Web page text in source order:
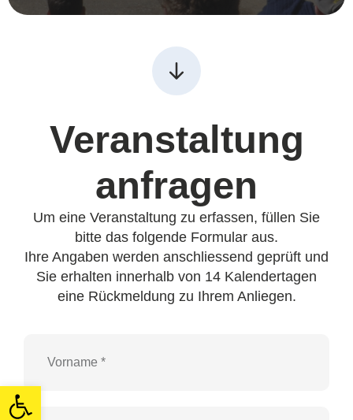
Open toolbar
Veranstaltung
anfragen
Um eine Veranstaltung zu erfassen, füllen Sie
bitte das folgende Formular aus.
Ihre Angaben werden anschliessend geprüft und
Sie erhalten innerhalb von 14 Kalendertagen
eine Rückmeldung zu Ihrem Anliegen.